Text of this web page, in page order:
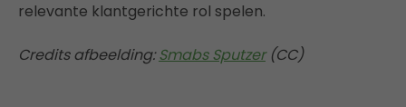
relevante klantgerichte rol spelen.
Credits afbeelding:Smabs Sputzer(CC)